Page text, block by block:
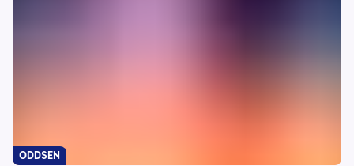
ODDSEN